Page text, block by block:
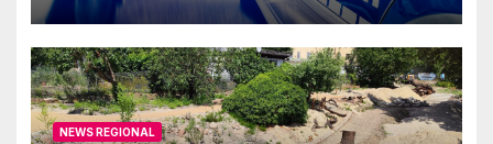
NEWS REGIONAL